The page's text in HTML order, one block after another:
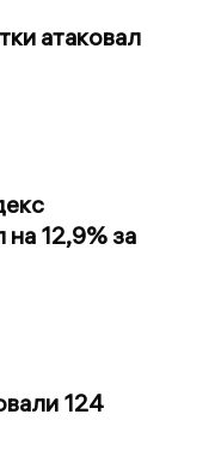
атаковал
12,9% за
124